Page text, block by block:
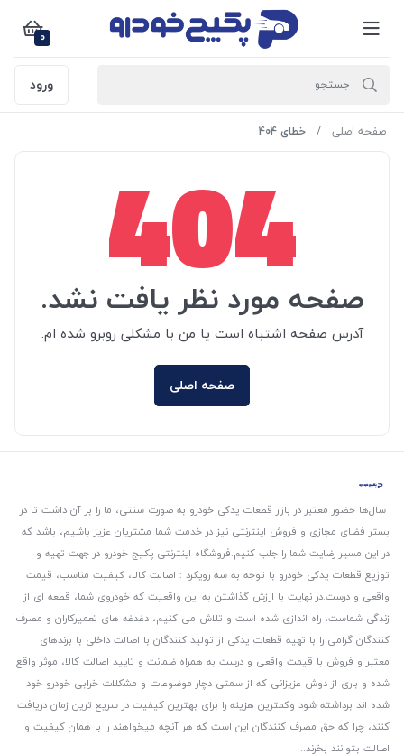
0
ورود
صفحه اصلی خطای 404
404
صفحه مورد نظر یافت نشد.
آدرس صفحه اشتباه است یا من با مشکلی روبرو شده ام.
صفحه اصلی
سال‌ها حضور معتبر در بازار قطعات یدکی خودرو به صورت سنتی، ما را بر آن داشت تا در
بستر فضای مجازی و فروش اینترنتی نیز در خدمت شما مشتریان عزیز باشیم، باشد که
در این مسیر رضایت شما را جلب کنیم.فروشگاه اینترنتی پکیج خودرو در جهت تهیه و
توزیع قطعات یدکی خودرو با توجه به سه رویکرد : اصالت کالا، کیفیت مناسب، قیمت
واقعی و درست.در نهایت با ارزش گذاشتن به این واقعیت که خودروی شما، قطعه ای از
زندگی شماست، راه اندازی شده است و تلاش می کنیم، دغدغه های تعمیرکاران و مصرف
کنندگان گرامی را با تهیه قطعات یدکی از تولید کنندگان با اصالت داخلی با برندهای
معتبر و فروش با قیمت واقعی و درست به همراه ضمانت و تایید اصالت کالا، موثر واقع
شده و باری از دوش عزیزانی که از سمتی دچار موضوعات و مشکلات خرابی خودرو خود
شده اند برداشته شود و‌کمترین هزینه را برای بهترین کیفیت در سریع ترین زمان دریافت
کنند، چرا که حق مصرف کنندگان این است که هر آنچه میخواهند را با همان کیفیت و
اصالت بتوانند بخرند..